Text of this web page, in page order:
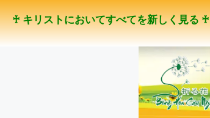
コ
ン
テ
♰ キリストにおいてすべてを新しく見る ♰